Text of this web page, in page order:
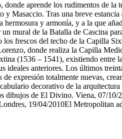
aprende los rudimentos de
Masaccio. Tras una breve
hermosura y armonía, y a la que
mural de la Batalla de Cascina
frescos del techo de la Capilla
donde realiza la Capilla
(1536 – 1541), existiendo entre
ideales anteriores. Los últimos
expresión totalmente nuevas,
decorativo de la
de El Divino. Viena, 07/10/
19/04/2010El Metropolitan